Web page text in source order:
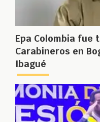
Epa Colombia fue
Carabineros en
Ibagué